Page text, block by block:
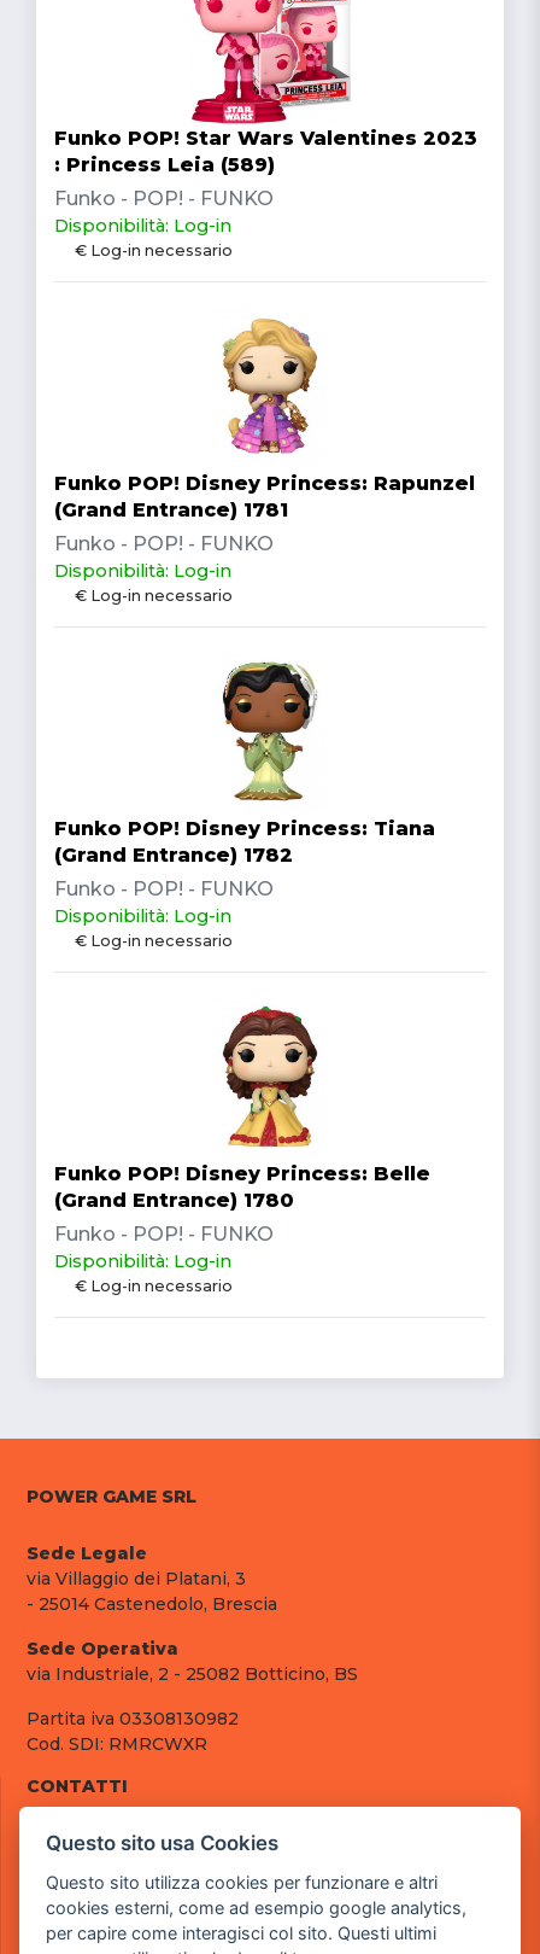
Funko POP! Star Wars Valentines 2023
: Princess Leia (589)
Funko - POP! - FUNKO
Disponibilità: Log-in
€ Log-in necessario
Funko POP! Disney Princess: Rapunzel
(Grand Entrance) 1781
Funko - POP! - FUNKO
Disponibilità: Log-in
€ Log-in necessario
Funko POP! Disney Princess: Tiana
(Grand Entrance) 1782
Funko - POP! - FUNKO
Disponibilità: Log-in
€ Log-in necessario
Funko POP! Disney Princess: Belle
(Grand Entrance) 1780
Funko - POP! - FUNKO
Disponibilità: Log-in
€ Log-in necessario
POWER GAME SRL
Sede Legale
via Villaggio dei Platani, 3
- 25014 Castenedolo, Brescia
Sede Operativa
via Industriale, 2 - 25082 Botticino, BS
Partita iva 03308130982
Cod. SDI: RMRCWXR
CONTATTI
tel.: +39 030 376 2377
pec: powergamesrl@legalmail.it
LINK UTILI
Questo sito usa Cookies
Questo sito utilizza cookies per funzionare e altri
cookies esterni, come ad esempio google analytics,
per capire come interagisci col sito. Questi ultimi